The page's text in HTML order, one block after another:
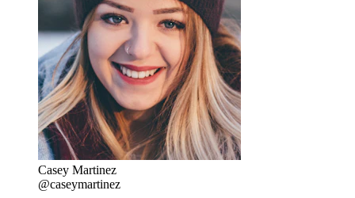
Casey Martinez
@caseymartinez